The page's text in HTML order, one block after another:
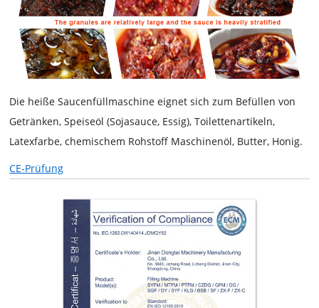
Die heiße Saucenfüllmaschine eignet sich zum Befüllen von
Getränken, Speiseöl (Sojasauce, Essig), Toilettenartikeln,
Latexfarbe, chemischem Rohstoff Maschinenöl, Butter, Honig.
CE-Prüfung